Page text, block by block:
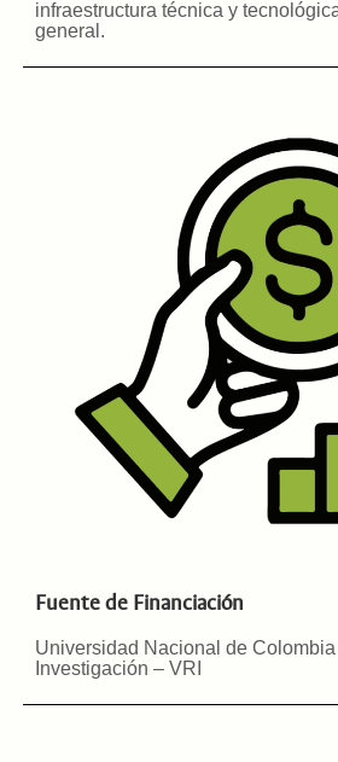
infraestructura técnica y
general .
Fuente de Financiación
Universidad Nacional de
Investigación – VRI